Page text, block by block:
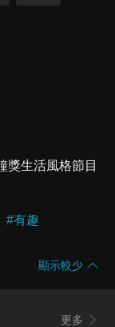
獎生活風格節目
#有趣
顯示較少
更多